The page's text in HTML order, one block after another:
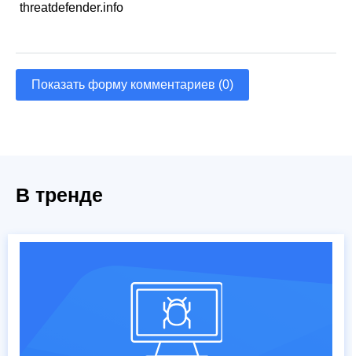
threatdefender.info
Показать форму комментариев (0)
В тренде